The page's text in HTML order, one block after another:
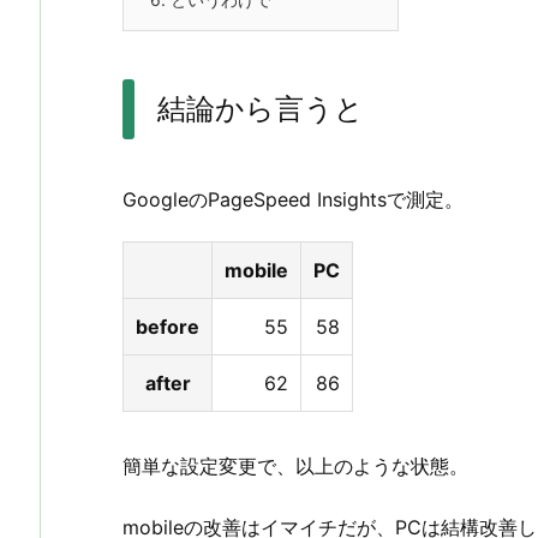
結論から言うと
GoogleのPageSpeed Insightsで測定。
mobile PC
before 55 58
after 62 86
簡単な設定変更で、以上のような状態。
mobileの改善はイマイチだが、PCは結構改善